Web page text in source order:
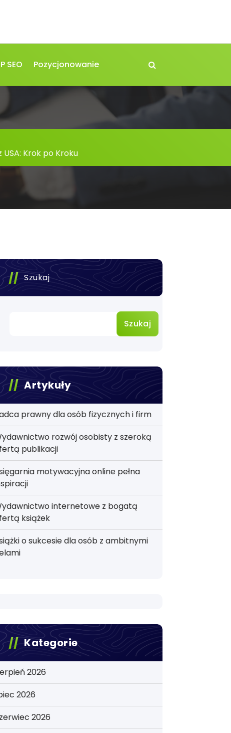
SEO Pozycjonowanie
Krok po Kroku
Szukaj
Szukaj
Artykuły
prawny dla osób fizycznych i firm
rozwój osobisty z szeroką
publikacji
motywacyjna online pełna
internetowe z bogatą
książek
o sukcesie dla osób z ambitnymi
Kategorie
2026
2026
2026